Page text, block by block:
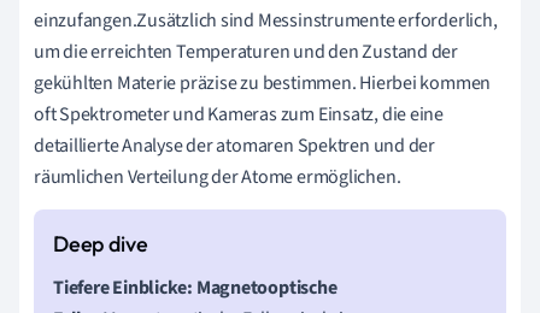
einzufangen.Zusätzlich sind Messinstrumente erforderlich,
um die erreichten Temperaturen und den Zustand der
gekühlten Materie präzise zu bestimmen. Hierbei kommen
oft Spektrometer und Kameras zum Einsatz, die eine
detaillierte Analyse der atomaren Spektren und der
räumlichen Verteilung der Atome ermöglichen.
Tiefere Einblicke: Magnetooptische